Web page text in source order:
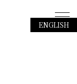
ENGLISH